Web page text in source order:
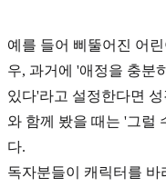
예를 들어 삐뚤어진 어
우, 과거에 '애정을 충분
있다'라고 설정한다면
와 함께 봤을 때는 '그럴
다.
독자분들이 캐릭터를 바